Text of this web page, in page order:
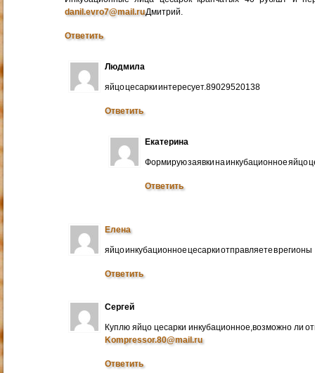
danil.evro7@mail.ruДмитрий.
Ответить
Людмила
яйцо цесарки интересует.89029520138
Ответить
Екатерина
Формирую заявки на инкубационное яйцо
Ответить
Елена
яйцо инкубационное цесарки отправляете в регионы
Ответить
Сергей
Куплю яйцо цесарки инкубационное,возможно ли
Kompressor.80@mail.ru
Ответить